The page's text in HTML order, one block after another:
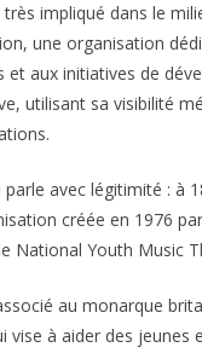
impliqué dans le
une organisation
aux initiatives de
utilisant sa visibilité
avec légitimité : à
créée en 1976
National Youth Music
au monarque
à aider des jeunes